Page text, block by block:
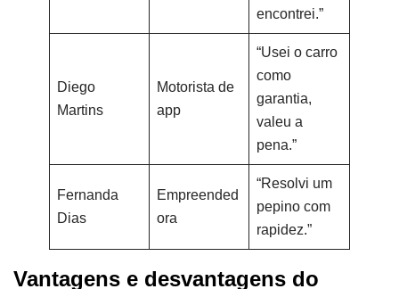
encontrei.”
Diego
Martins
Motorista de
app
“Usei o carro
como
garantia,
valeu a
pena.”
Fernanda
Dias
Empreended
ora
“Resolvi um
pepino com
rapidez.”
Vantagens e desvantagens do